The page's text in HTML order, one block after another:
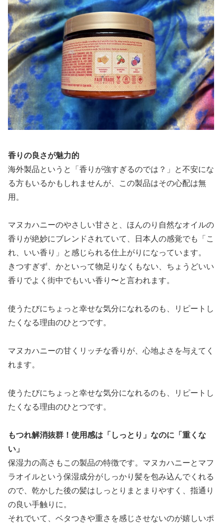
香りの良さが魅力的
海外製品というと「香りが強すぎるのでは？」と不安にな
る方もいるかもしれませんが、この製品はその心配は無
用。
マヌカハニーのやさしい甘さと、ほんのり自然なオイルの
香りが絶妙にブレンドされていて、日本人の感覚でも「こ
れ、いい香り」と感じられる仕上がりになっています。
きつすぎず、かといって物足りなくもない、ちょうどいい
香りでよく街中でもいい香り〜と言われます。
使うたびにちょっと幸せな気分になれるのも、リピートし
たくなる理由のひとつです。
マヌカハニーの甘くリッチな香りが、心地よさを与えてく
れます。
使うたびにちょっと幸せな気分になれるのも、リピートし
たくなる理由のひとつです。
もつれ解消抜群！使用感は「しっとり」なのに「重くな
い」
保湿力の高さもこの製品の特徴です。マヌカハニーとマフ
ラオイルという保湿成分がしっかり髪を包み込んでくれる
ので、乾かした後の髪はしっとりまとまりやすく、指通り
の良い手触りに。
それでいて、ベタつきや重さを感じさせないのが嬉しいポ